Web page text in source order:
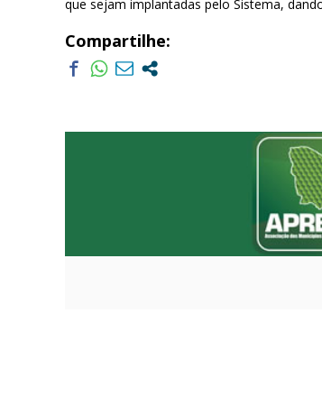
que sejam implantadas pelo Sistema,
Compartilhe: